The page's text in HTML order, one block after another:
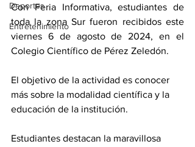
Deportes
Entretenimiento
Con Feria Informativa, estudiantes de
toda la zona Sur fueron recibidos este
viernes 6 de agosto de 2024, en el
Colegio Científico de Pérez Zeledón.
El objetivo de la actividad es conocer
más sobre la modalidad científica y la
educación de la institución.
Estudiantes destacan la maravillosa